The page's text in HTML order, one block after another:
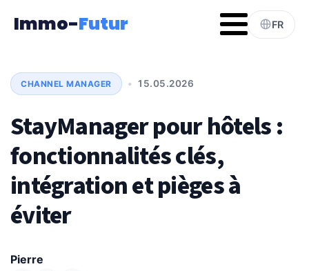
Immo-Futur FR
CHANNEL MANAGER • 15.05.2026
StayManager pour hôtels :
fonctionnalités clés,
intégration et pièges à
éviter
Pierre